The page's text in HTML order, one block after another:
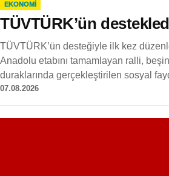
EKONOMI
TÜVTÜRK’ün
TÜVTÜRK’ün desteğiyle ilk kez
Anadolu etabını tamamlayan ralli,
duraklarında gerçekleştirilen sosyal
07.08.2026